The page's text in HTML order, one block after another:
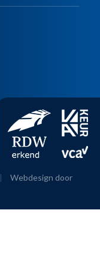
|
Webdesign door